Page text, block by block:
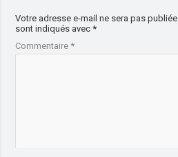
Votre adresse e-mail ne sera pas publiée.
sont indiqués avec*
Commentaire*